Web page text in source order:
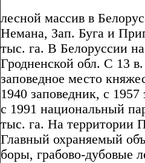
лесной массив в
Немана, Зап. Буга и
тыс. га. В Белоруссии
Гродненской обл. С 13
заповедное место
1940 заповедник, с 1957
с 1991 национальный
тыс. га. На территории
Главный охраняемый
боры, грабово-дубовые